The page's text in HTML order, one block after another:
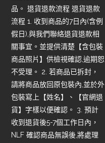
品。 退貨退款流程 退貨退款
流程 1. 收到商品的7日內(含例
假日),與我們聯絡退貨退款相
關事宜。並提供清楚【含包裝
商品照片】供檢視確認,逾期恕
不受理。 2. 若商品已拆封，
請將商品放回原包裝內,並於外
包裝寫上【姓名】、【官網退
貨】字樣以便確認。 3. 預計
收到退貨後5-7個工作日內，
NLF 確認商品無誤後,將處理